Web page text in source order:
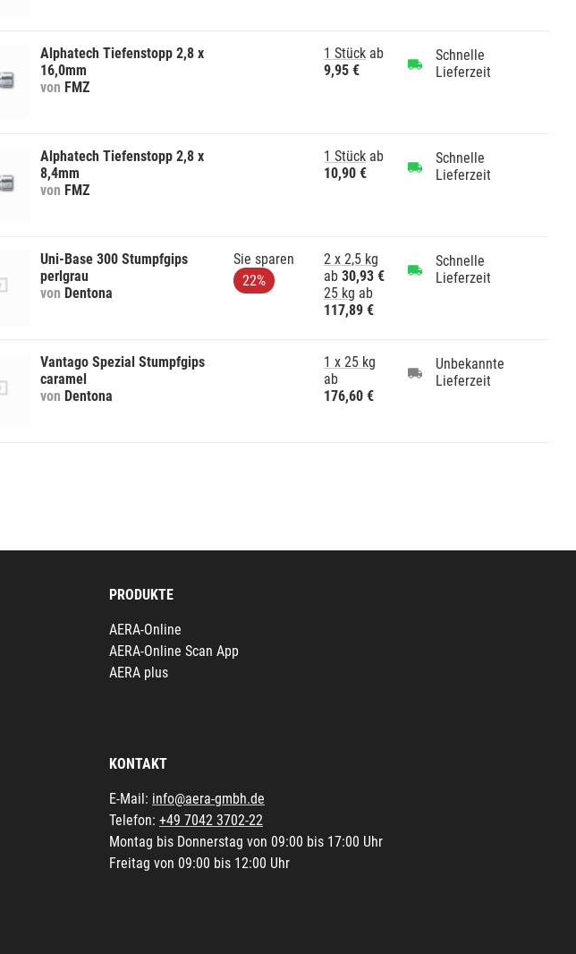
Alphatech Tiefenstopp 2,8 x
16,0mm
von FMZ
1 Stück ab
9,95 €
Schnelle
Lieferzeit
Alphatech Tiefenstopp 2,8 x
8,4mm
von FMZ
1 Stück ab
10,90 €
Schnelle
Lieferzeit
Uni-Base 300 Stumpfgips
perlgrau
von Dentona
Sie sparen
22%
2 x 2,5 kg
ab 30,93 €
25 kg ab
117,89 €
Schnelle
Lieferzeit
Vantago Spezial Stumpfgips
caramel
von Dentona
1 x 25 kg
ab
176,60 €
Unbekannte
Lieferzeit
PRODUKTE
AERA-Online
AERA-Online Scan App
AERA plus
KONTAKT
E-Mail: info@aera-gmbh.de
Telefon: +49 7042 3702-22
Montag bis Donnerstag von 09:00 bis 17:00 Uhr
Freitag von 09:00 bis 12:00 Uhr